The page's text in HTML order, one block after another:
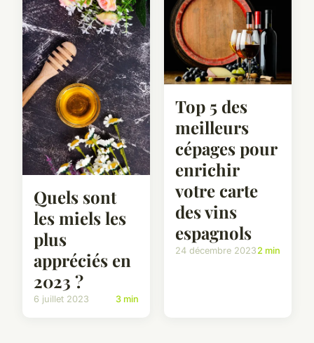
Quels sont
les miels les
plus
appréciés en
2023 ?
6 juillet 2023 3 min
Top 5 des
meilleurs
cépages pour
enrichir
votre carte
des vins
espagnols
24 décembre 2023 2 min